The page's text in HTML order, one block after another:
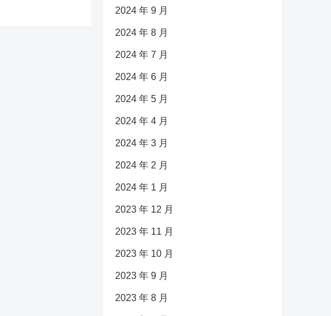
2024 年 9 月
2024 年 8 月
2024 年 7 月
2024 年 6 月
2024 年 5 月
2024 年 4 月
2024 年 3 月
2024 年 2 月
2024 年 1 月
2023 年 12 月
2023 年 11 月
2023 年 10 月
2023 年 9 月
2023 年 8 月